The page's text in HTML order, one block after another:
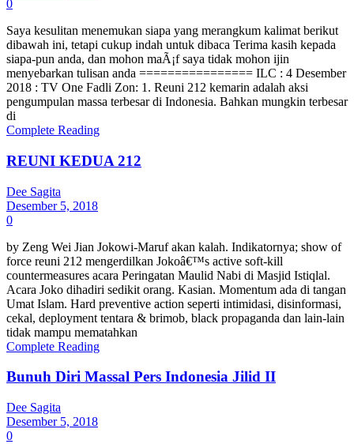
0
Saya kesulitan menemukan siapa yang merangkum kalimat berikut
dibawah ini, tetapi cukup indah untuk dibaca Terima kasih kepada
siapa-pun anda, dan mohon maÃ¡f saya tidak mohon ijin
menyebarkan tulisan anda ================ ILC : 4 Desember
2018 : TV One Fadli Zon: 1. Reuni 212 kemarin adalah aksi
pengumpulan massa terbesar di Indonesia. Bahkan mungkin terbesar
di
Complete Reading
REUNI KEDUA 212
Dee Sagita
Desember 5, 2018
0
by Zeng Wei Jian Jokowi-Maruf akan kalah. Indikatornya; show of
force reuni 212 mengerdilkan Jokoâ€™s active soft-kill
countermeasures acara Peringatan Maulid Nabi di Masjid Istiqlal.
Acara Joko dihadiri sedikit orang. Kasian. Momentum ada di tangan
Umat Islam. Hard preventive action seperti intimidasi, disinformasi,
cekal, deployment tentara & brimob, black propaganda dan lain-lain
tidak mampu mematahkan
Complete Reading
Bunuh Diri Massal Pers Indonesia Jilid II
Dee Sagita
Desember 5, 2018
0